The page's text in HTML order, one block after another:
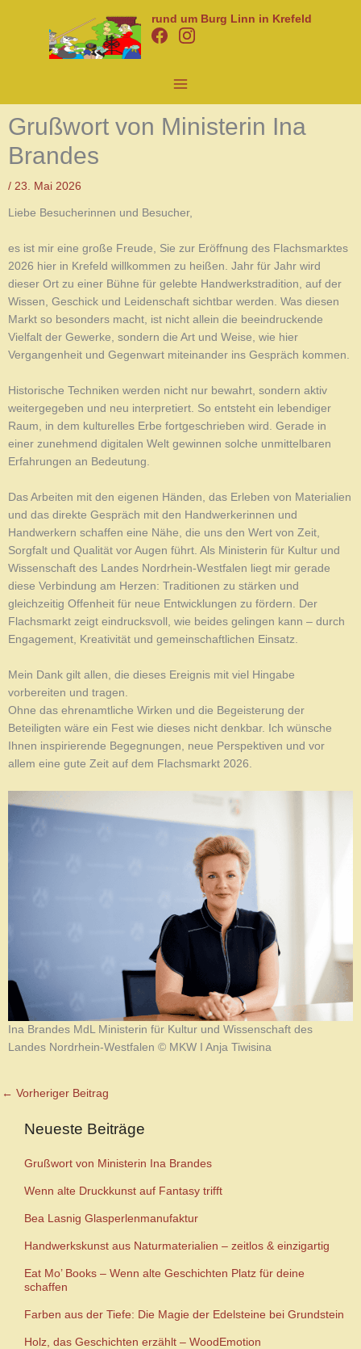
rund um Burg Linn in Krefeld
Grußwort von Ministerin Ina
Brandes
/ 23. Mai 2026
Liebe Besucherinnen und Besucher,
es ist mir eine große Freude, Sie zur Eröffnung des Flachsmarktes
2026 hier in Krefeld willkommen zu heißen. Jahr für Jahr wird
dieser Ort zu einer Bühne für gelebte Handwerkstradition, auf der
Wissen, Geschick und Leidenschaft sichtbar werden. Was diesen
Markt so besonders macht, ist nicht allein die beeindruckende
Vielfalt der Gewerke, sondern die Art und Weise, wie hier
Vergangenheit und Gegenwart miteinander ins Gespräch kommen.
Historische Techniken werden nicht nur bewahrt, sondern aktiv
weitergegeben und neu interpretiert. So entsteht ein lebendiger
Raum, in dem kulturelles Erbe fortgeschrieben wird. Gerade in
einer zunehmend digitalen Welt gewinnen solche unmittelbaren
Erfahrungen an Bedeutung.
Das Arbeiten mit den eigenen Händen, das Erleben von Materialien
und das direkte Gespräch mit den Handwerkerinnen und
Handwerkern schaffen eine Nähe, die uns den Wert von Zeit,
Sorgfalt und Qualität vor Augen führt. Als Ministerin für Kultur und
Wissenschaft des Landes Nordrhein-Westfalen liegt mir gerade
diese Verbindung am Herzen: Traditionen zu stärken und
gleichzeitig Offenheit für neue Entwicklungen zu fördern. Der
Flachsmarkt zeigt eindrucksvoll, wie beides gelingen kann – durch
Engagement, Kreativität und gemeinschaftlichen Einsatz.
Mein Dank gilt allen, die dieses Ereignis mit viel Hingabe
vorbereiten und tragen.
Ohne das ehrenamtliche Wirken und die Begeisterung der
Beteiligten wäre ein Fest wie dieses nicht denkbar. Ich wünsche
Ihnen inspirierende Begegnungen, neue Perspektiven und vor
allem eine gute Zeit auf dem Flachsmarkt 2026.
Ina Brandes MdL Ministerin für Kultur und Wissenschaft des
Landes Nordrhein-Westfalen © MKW I Anja Tiwisina
← Vorheriger Beitrag
Neueste Beiträge
Grußwort von Ministerin Ina Brandes
Wenn alte Druckkunst auf Fantasy trifft
Bea Lasnig Glasperlenmanufaktur
Handwerkskunst aus Naturmaterialien – zeitlos & einzigartig
Eat Mo’ Books – Wenn alte Geschichten Platz für deine
schaffen
Farben aus der Tiefe: Die Magie der Edelsteine bei Grundstein
Holz, das Geschichten erzählt – WoodEmotion